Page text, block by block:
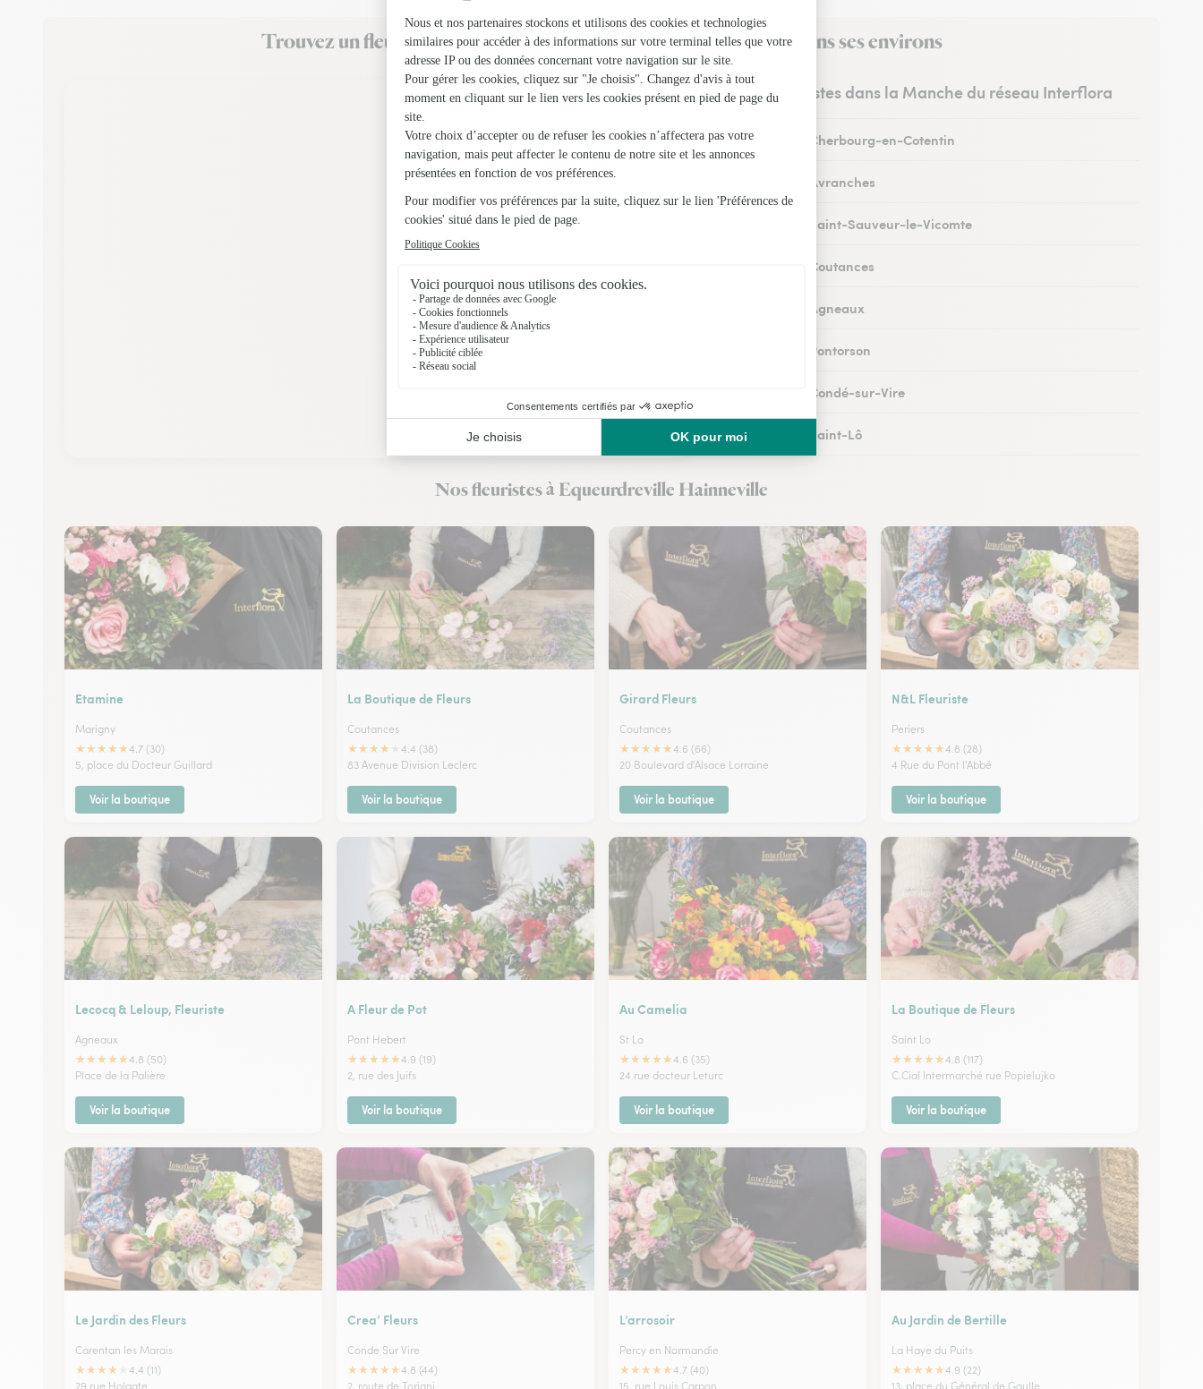
Trouvez un fleuriste Interflora à Equeurdreville Hainneville et dans ses environs
Les fleuristes dans la Manche du réseau Interflora
Fleuristes à Cherbourg-en-Cotentin
Fleuristes à Avranches
Fleuristes à Saint-Sauveur-le-Vicomte
Fleuristes à Coutances
Fleuristes à Agneaux
Fleuristes à Pontorson
Fleuristes à Condé-sur-Vire
Fleuristes à Saint-Lô
Nos fleuristes à Equeurdreville Hainneville
Etamine
Marigny
★★★★★4.7 (30)
5, place du Docteur Guillard
Voir la boutique
La Boutique de Fleurs
Coutances
★★★★
4.4 (38)
83 Avenue Division Leclerc
Voir la boutique
Girard Fleurs
Coutances
★★★★★4.6 (66)
20 Boulevard d'Alsace Lorraine
Voir la boutique
N&L Fleuriste
Periers
★★★★★4.8 (28)
4 Rue du Pont l'Abbé
Voir la boutique
Lecocq & Leloup, Fleuriste
Agneaux
★★★★★4.8 (50)
Place de la Palière
Voir la boutique
A Fleur de Pot
Pont Hebert
★★★★★4.9 (19)
2, rue des Juifs
Voir la boutique
Au Camelia
St Lo
★★★★★4.6 (35)
24 rue docteur Leturc
Voir la boutique
La Boutique de Fleurs
Saint Lo
★★★★★4.8 (117)
C.Cial Intermarché rue Popielujko
Voir la boutique
Le Jardin des Fleurs
Carentan les Marais
★★★★
4.4 (11)
29 rue Holgate
Crea’ Fleurs
Conde Sur Vire
★★★★★4.8 (44)
2, route de Torigni
L’arrosoir
Percy en Normandie
★★★★★4.7 (40)
15, rue Louis Carpon
Au Jardin de Bertille
La Haye du Puits
★★★★★4.9 (22)
13, place du Général de Gaulle